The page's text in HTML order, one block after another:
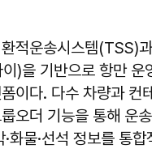
적운송시스템(TSS)
)을 기반으로 항만 운
이다. 다수 차량과 컨
오더 기능을 통해 운
화물·선석 정보를 통